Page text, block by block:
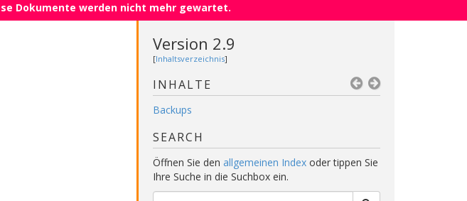
Dokumente werden nicht mehr gewartet.
Version 2.9
[Inhaltsverzeichnis]
INHALTE
Backups
SEARCH
Öffnen Sie den allgemeinen Index oder tippen Sie
Ihre Suche in die Suchbox ein.